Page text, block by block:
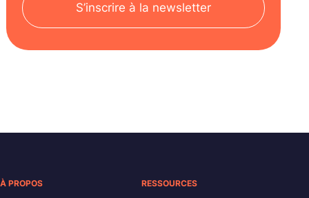
S’inscrire à la newsletter
À PROPOS RESSOURCES